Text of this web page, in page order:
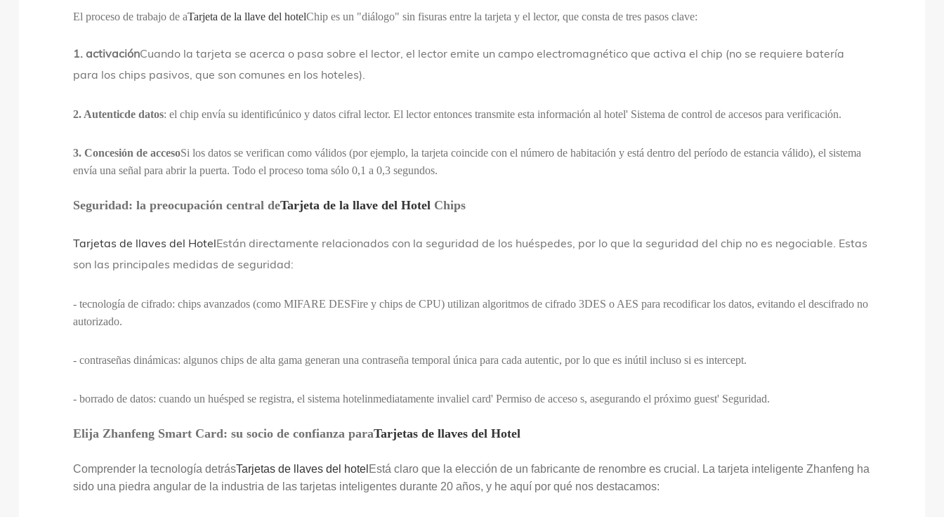
El proceso de trabajo de aTarjeta de la llave del hotelChip es un "diálogo" sin fisuras entre la tarjeta y el lector, que consta de tres pasos clave:
1. activaciónCuando la tarjeta se acerca o pasa sobre el lector, el lector emite un campo electromagnético que activa el chip (no se requiere batería
para los chips pasivos, que son comunes en los hoteles).
2. Autenticde datos: el chip envía su identificúnico y datos cifral lector. El lector entonces transmite esta información al hotel' Sistema de control de accesos para verificación.
3. Concesión de accesoSi los datos se verifican como válidos (por ejemplo, la tarjeta coincide con el número de habitación y está dentro del período de estancia válido), el sistema
envía una señal para abrir la puerta. Todo el proceso toma sólo 0,1 a 0,3 segundos.
Seguridad: la preocupación central deTarjeta de la llave del Hotel Chips
Tarjetas de llaves del HotelEstán directamente relacionados con la seguridad de los huéspedes, por lo que la seguridad del chip no es negociable. Estas
son las principales medidas de seguridad:
- tecnología de cifrado: chips avanzados (como MIFARE DESFire y chips de CPU) utilizan algoritmos de cifrado 3DES o AES para recodificar los datos, evitando el descifrado no
autorizado.
- contraseñas dinámicas: algunos chips de alta gama generan una contraseña temporal única para cada autentic, por lo que es inútil incluso si es intercept.
- borrado de datos: cuando un huésped se registra, el sistema hotelinmediatamente invaliel card' Permiso de acceso s, asegurando el próximo guest' Seguridad.
Elija Zhanfeng Smart Card: su socio de confianza paraTarjetas de llaves del Hotel
Comprender la tecnología detrásTarjetas de llaves del hotel Está claro que la elección de un fabricante de renombre es crucial. La tarjeta inteligente Zhanfeng ha
sido una piedra angular de la industria de las tarjetas inteligentes durante 20 años, y he aquí por qué nos destacamos: